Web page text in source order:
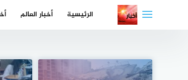
الرئيسية أخبار العالم